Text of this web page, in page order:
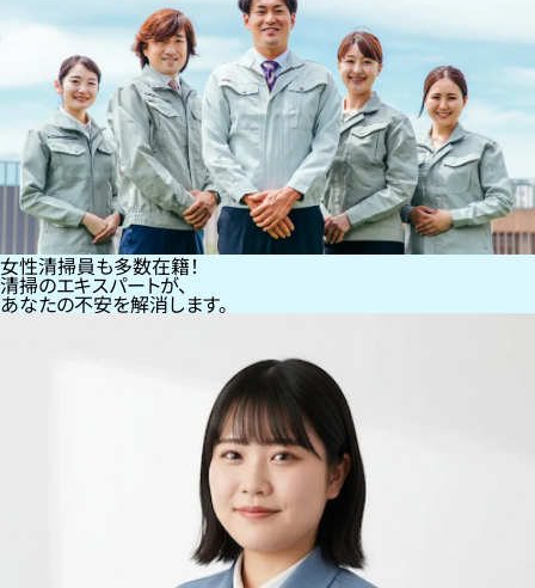
女性清掃員も多数在籍！
清掃のエキスパートが、
あなたの不安を解消します。